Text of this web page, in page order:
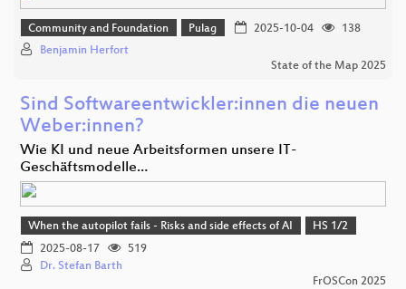
Community and Foundation Pulag 2025-10-04
138
Benjamin Herfort
State of the Map 2025
Sind Softwareentwickler:innen die neuen
Weber:innen?
Wie KI und neue Arbeitsformen unsere IT-
Geschäftsmodelle…
When the autopilot fails - Risks and side effects of AI
HS 1/2
2025-08-17
519
Dr. Stefan Barth
FrOSCon 2025